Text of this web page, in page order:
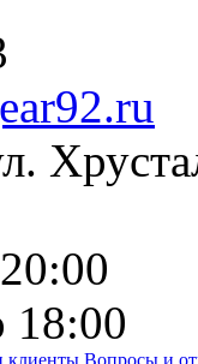
18:00
Вопросы и